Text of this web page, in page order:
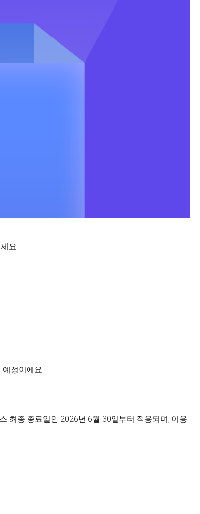
요.
정이에요.
최종 종료일인 2026년 6월 30일부터 적용되며, 이용